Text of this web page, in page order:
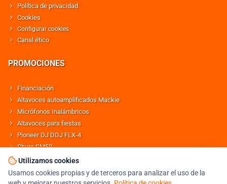
Política de privacidad
Cookies
Configurar cookies
Canal ético
PROMOCIONES
Financiación
Altavoces autoamplificados Mackie
Micrófonos Inalámbricos
Altavoces para fiestas
Pioneer DJ DDJ FLX-4
Shure SM58
Altavoces Behringer
Utilizamos cookies
Usamos cookies propias y de terceros para analizar el uso de la